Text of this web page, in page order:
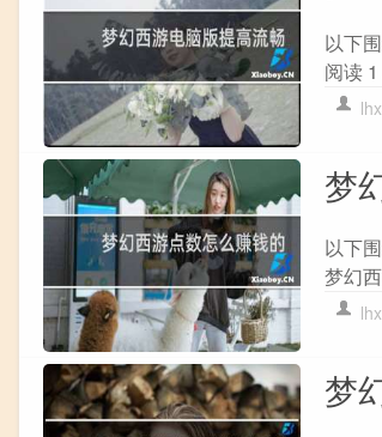
以下
阅读
lhx
梦
以下
梦幻
lhx
梦